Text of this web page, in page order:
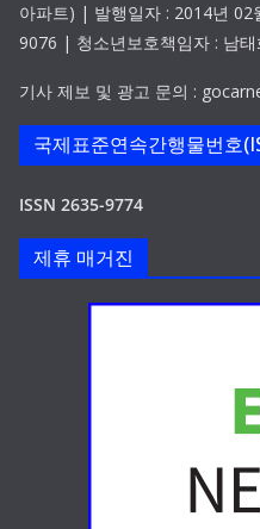
아파트) | 발행일자 : 2014년
9076 | 청소년보호책임자 : 남
기사 제보 및 광고 문의 :
국제표준연속간행물번호
ISSN 2635-9774
제휴 매거진